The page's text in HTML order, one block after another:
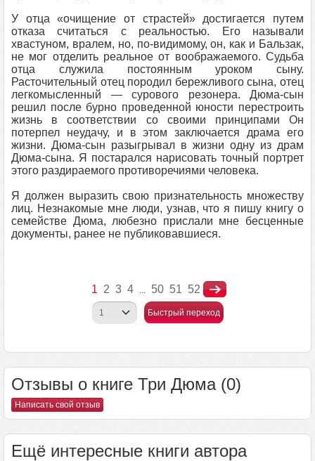
У отца «очищение от страстей» достигается путем
отказа считаться с реальностью. Его называли
хвастуном, вралем, но, по-видимому, он, как и Бальзак,
не мог отделить реальное от воображаемого. Судьба
отца служила постоянным уроком сыну.
Расточительный отец породил бережливого сына, отец
легкомысленный — сурового резонера. Дюма-сын
решил после бурно проведенной юности перестроить
жизнь в соответствии со своими принципами Он
потерпел неудачу, и в этом заключается драма его
жизни. Дюма-сын разыгрывал в жизни одну из драм
Дюма-сына. Я постарался нарисовать точный портрет
этого раздираемого противоречиями человека.
Я должен выразить свою признательность множеству
лиц. Незнакомые мне люди, узнав, что я пишу книгу о
семействе Дюма, любезно прислали мне бесценные
документы, ранее не публиковавшиеся.
1 2 3 4 ... 50 51 52
Быстрый переход
Отзывы о книге Три Дюма (0)
Написать свой отзыв
Ещё интересные книги автора